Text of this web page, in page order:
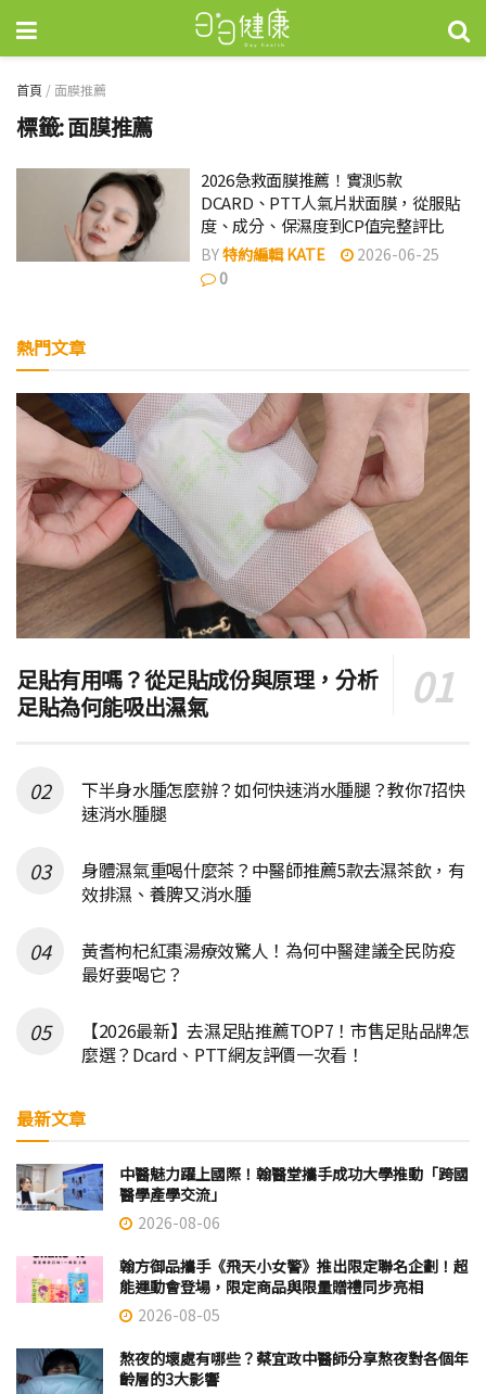
首頁 / 面膜推薦
標籤:面膜推薦
2026急救面膜推薦！實測5款
DCARD、PTT人氣片狀面膜，從服貼
度、成分、保濕度到CP值完整評比
BY特約編輯 KATE
2026-06-25
0
熱門文章
足貼有用嗎？從足貼成份與原理，分析
足貼為何能吸出濕氣
下半身水腫怎麼辦？如何快速消水腫腿？教你7招快
速消水腫腿
身體濕氣重喝什麼茶？中醫師推薦5款去濕茶飲，有
效排濕、養脾又消水腫
黃耆枸杞紅棗湯療效驚人！為何中醫建議全民防疫
最好要喝它？
【2026最新】去濕足貼推薦TOP7！市售足貼品牌怎
麼選？Dcard、PTT網友評價一次看！
最新文章
中醫魅力躍上國際！翰醫堂攜手成功大學推動「跨國
醫學產學交流」
2026-08-06
翰方御品攜手《飛天小女警》推出限定聯名企劃！超
能運動會登場，限定商品與限量贈禮同步亮相
2026-08-05
熬夜的壞處有哪些？蔡宜政中醫師分享熬夜對各個年
齡層的3大影響